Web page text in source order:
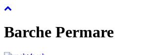
Barche Permare